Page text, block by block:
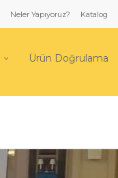
Neler Yapıyoruz? Katalog
Ürün Doğrulama